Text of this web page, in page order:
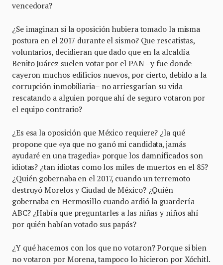
vencedora?
¿Se imaginan si la oposición hubiera tomado la misma
postura en el 2017 durante el sismo? Que rescatistas,
voluntarios, decidieran que dado que en la alcaldía
Benito Juárez suelen votar por el PAN –y fue donde
cayeron muchos edificios nuevos, por cierto, debido a la
corrupción inmobiliaria– no arriesgarían su vida
rescatando a alguien porque ahí de seguro votaron por
el equipo contrario?
¿Es esa la oposición que México requiere? ¿la qué
propone que «ya que no ganó mi candidata, jamás
ayudaré en una tragedia» porque los damnificados son
idiotas? ¿tan idiotas como los miles de muertos en el 85?
¿Quién gobernaba en el 2017, cuando un terremoto
destruyó Morelos y Ciudad de México? ¿Quién
gobernaba en Hermosillo cuando ardió la guardería
ABC? ¿Había que preguntarles a las niñas y niños ahí
por quién habían votado sus papás?
¿Y qué hacemos con los que no votaron? Porque si bien
no votaron por Morena, tampoco lo hicieron por Xóchitl.